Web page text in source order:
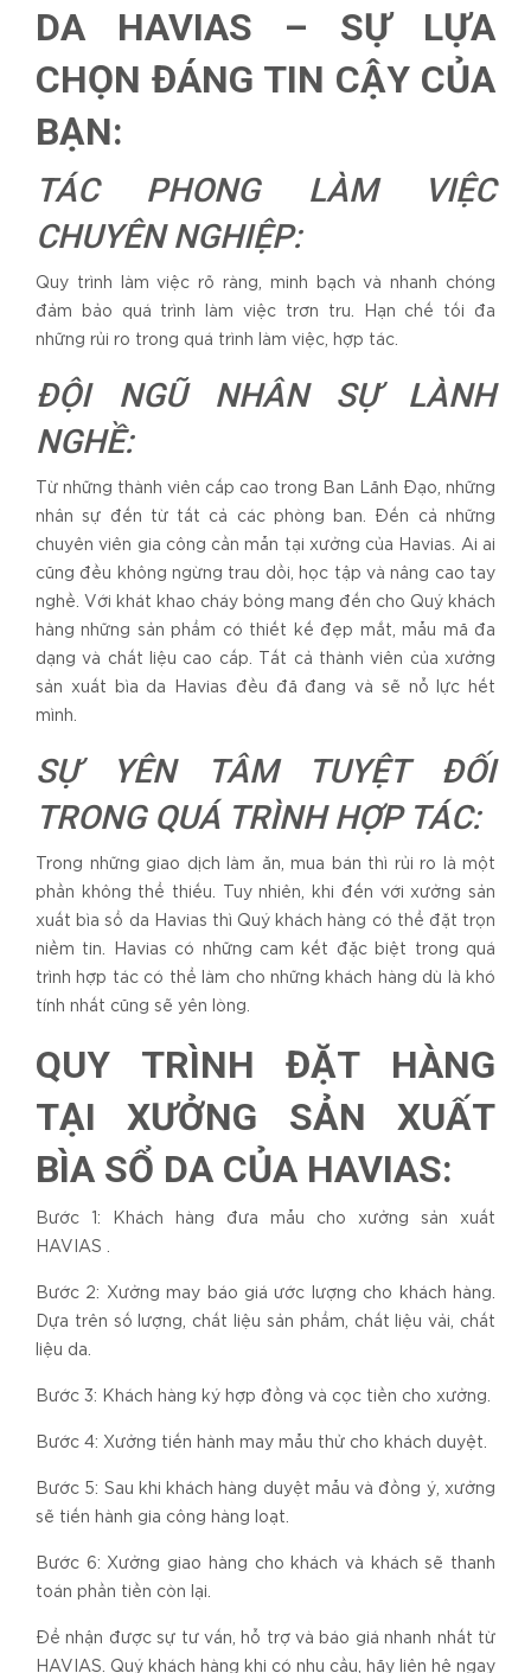
DA HAVIAS – SỰ LỰA
CHỌN ĐÁNG TIN CẬY CỦA
BẠN:
TÁC PHONG LÀM VIỆC
CHUYÊN NGHIỆP:
Quy trình làm việc rõ ràng, minh bạch và nhanh chóng
đảm bảo quá trình làm việc trơn tru. Hạn chế tối đa
những rủi ro trong quá trình làm việc, hợp tác.
ĐỘI NGŨ NHÂN SỰ LÀNH
NGHỀ:
Từ những thành viên cấp cao trong Ban Lãnh Đạo, những
nhân sự đến từ tất cả các phòng ban. Đến cả những
chuyên viên gia công cần mẫn tại xưởng của Havias. Ai ai
cũng đều không ngừng trau dồi, học tập và nâng cao tay
nghề. Với khát khao cháy bỏng mang đến cho Quý khách
hàng những sản phẩm có thiết kế đẹp mắt, mẫu mã đa
dạng và chất liệu cao cấp. Tất cả thành viên của xưởng
sản xuất bìa da Havias đều đã đang và sẽ nỗ lực hết
mình.
SỰ YÊN TÂM TUYỆT ĐỐI
TRONG QUÁ TRÌNH HỢP TÁC:
Trong những giao dịch làm ăn, mua bán thì rủi ro là một
phần không thể thiếu. Tuy nhiên, khi đến với xưởng sản
xuất bìa sổ da Havias thì Quý khách hàng có thể đặt trọn
niềm tin. Havias có những cam kết đặc biệt trong quá
trình hợp tác có thể làm cho những khách hàng dù là khó
tính nhất cũng sẽ yên lòng.
QUY TRÌNH ĐẶT HÀNG
TẠI XƯỞNG SẢN XUẤT
BÌA SỔ DA CỦA HAVIAS:
Bước 1: Khách hàng đưa mẫu cho xưởng sản xuất
HAVIAS .
Bước 2: Xưởng may báo giá ước lượng cho khách hàng.
Dựa trên số lượng, chất liệu sản phẩm, chất liệu vải, chất
liệu da.
Bước 3: Khách hàng ký hợp đồng và cọc tiền cho xưởng.
Bước 4: Xưởng tiến hành may mẫu thử cho khách duyệt.
Bước 5: Sau khi khách hàng duyệt mẫu và đồng ý, xưởng
sẽ tiến hành gia công hàng loạt.
Bước 6: Xưởng giao hàng cho khách và khách sẽ thanh
toán phần tiền còn lại.
Để nhận được sự tư vấn, hỗ trợ và báo giá nhanh nhất từ
HAVIAS. Quý khách hàng khi có nhu cầu, hãy liên hệ ngay